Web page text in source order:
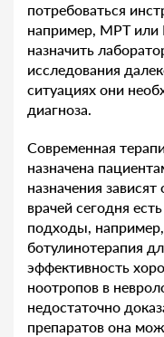
потребоваться
например, МРТ или
назначить
исследования
ситуациях они
диагноза.
Современная
назначена
назначения
врачей сегодня
подходы,
ботулинотерапия
эффективность
ноотропов в
недостаточно
препаратов она